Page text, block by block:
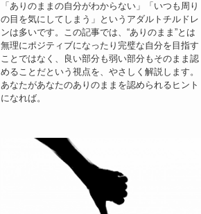
「ありのままの自分がわからない」「いつも周り
の目を気にしてしまう」というアダルトチルドレ
ンは多いです。この記事では、“ありのまま”とは
無理にポジティブになったり完璧な自分を目指す
ことではなく、良い部分も弱い部分もそのまま認
めることだという視点を、やさしく解説します。
あなたがあなたのありのままを認められるヒント
になれば。